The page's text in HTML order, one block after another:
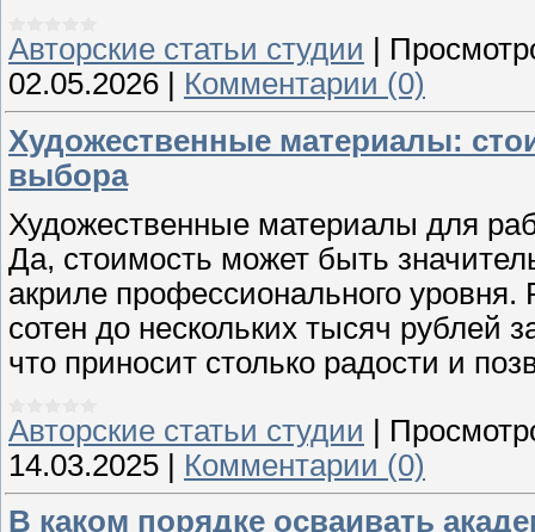
Авторские статьи студии
02.05.2026
Комментарии (0)
Художественные материалы:
выбора
Художественные материалы для
Да, стоимость может быть
акриле профессионального уровня.
сотен до нескольких тысяч рублей
что приносит столько радости и
Авторские статьи студии
14.03.2025
Комментарии (0)
В каком порядке осваивать